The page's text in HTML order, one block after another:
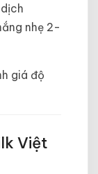
nhẹ 2-
giá độ
Việt